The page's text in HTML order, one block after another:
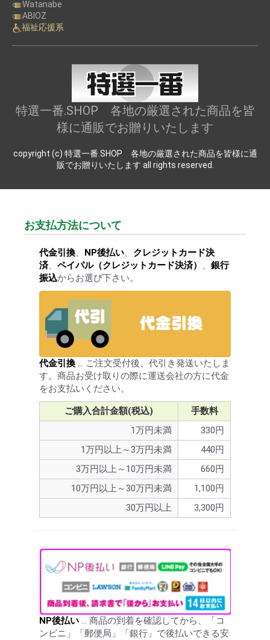
Watanabe
ABIOZ
福祉応援系
特選一番.SHOP 各地の厳選された商品を皆
様に通販でお贈りいたします
copyright (c) 特選一番.SHOP 各地の厳選された商品を皆様に通
販でお贈りいたします all rights reserved.
お支払方法について
代金引換、 NP後払い、 クレジットカード決
済、 ペイパル（クレジットカード決済） 、 銀行
振込からお選び下さい。
代金引換 … ご注文受付後、代引き発送いたしま
す。商品お受け取りの際に運送会社の方に代金
をお支払いください。
ご購入合計金額(税込)
手数料
1万円未満
330円
1万円以上～3万円未満
440円
3万円以上～10万円未満
660円
10万円以上～30万円未満
1,100円
30万円以上
3,300円
NP後払い … 商品の到着を確認してから、「コ
ンビニ」「郵便局」「銀行」で後払いできる安